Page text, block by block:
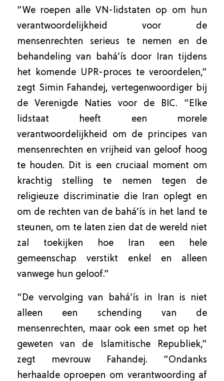
“We roepen alle VN-lidstaten op om hun
verantwoordelijkheid voor de
mensenrechten serieus te nemen en de
behandeling van bahá’ís door Iran tijdens
het komende UPR-proces te veroordelen,”
zegt Simin Fahandej, vertegenwoordiger bij
de Verenigde Naties voor de BIC. “Elke
lidstaat heeft een morele
verantwoordelijkheid om de principes van
mensenrechten en vrijheid van geloof hoog
te houden. Dit is een cruciaal moment om
krachtig stelling te nemen tegen de
religieuze discriminatie die Iran oplegt en
om de rechten van de bahá’ís in het land te
steunen, om te laten zien dat de wereld niet
zal toekijken hoe Iran een hele
gemeenschap verstikt enkel en alleen
vanwege hun geloof.”
“De vervolging van bahá’ís in Iran is niet
alleen een schending van de
mensenrechten, maar ook een smet op het
geweten van de Islamitische Republiek,”
zegt mevrouw Fahandej. “Ondanks
herhaalde oproepen om verantwoording af